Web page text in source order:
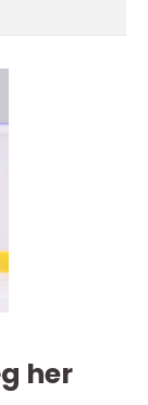
her